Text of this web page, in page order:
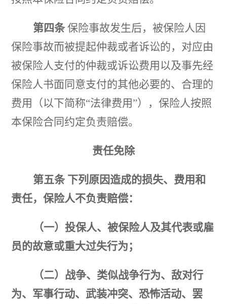
第四条 保险事故发生后，被保险人因
保险事故而被提起仲裁或者诉讼的，对应由
被保险人支付的仲裁或诉讼费用以及事先经
保险人书面同意支付的其他必要的、合理的
费用（以下简称“法律费用”），保险人按照
本保险合同约定负责赔偿。
责任免除
第五条 下列原因造成的损失、费用和
责任，保险人不负责赔偿：
（一）投保人、被保险人及其代表或雇
员的故意或重大过失行为；
（二）战争、类似战争行为、敌对行
为、军事行动、武装冲突、恐怖活动、罢